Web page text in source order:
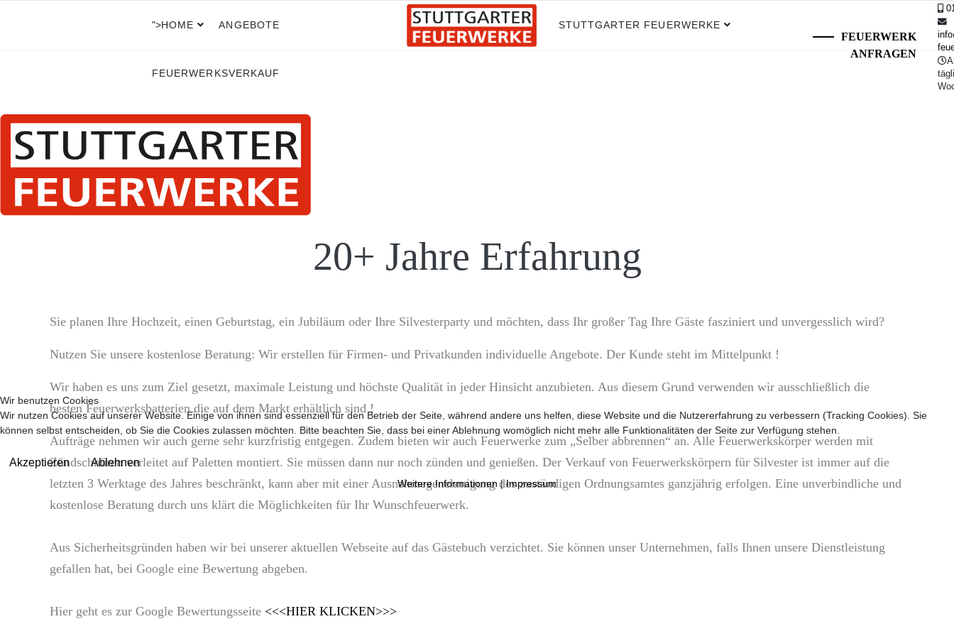
">HOME ANGEBOTE
FEUERWERKSVERKAUF
STUTTGARTER FEUERWERKE
FEUERWERK
ANFRAGEN
20+ Jahre Erfahrung
Sie planen Ihre Hochzeit, einen Geburtstag, ein Jubiläum oder Ihre Silvesterparty und möchten, dass Ihr großer Tag Ihre Gäste fasziniert und unvergesslich wird?
Nutzen Sie unsere kostenlose Beratung: Wir erstellen für Firmen- und Privatkunden individuelle Angebote. Der Kunde steht im Mittelpunkt !
Wir haben es uns zum Ziel gesetzt, maximale Leistung und höchste Qualität in jeder Hinsicht anzubieten. Aus diesem Grund verwenden wir ausschließlich die
besten Feuerwerksbatterien die auf dem Markt erhältlich sind !
Aufträge nehmen wir auch gerne sehr kurzfristig entgegen. Zudem bieten wir auch Feuerwerke zum „Selber abbrennen“ an. Alle Feuerwerkskörper werden mit
Zündschnüren verleitet auf Paletten montiert. Sie müssen dann nur noch zünden und genießen. Der Verkauf von Feuerwerkskörpern für Silvester ist immer auf die
letzten 3 Werktage des Jahres beschränkt, kann aber mit einer Ausnahmegenehmigung des zuständigen Ordnungsamtes ganzjährig erfolgen. Eine unverbindliche und
kostenlose Beratung durch uns klärt die Möglichkeiten für Ihr Wunschfeuerwerk.
Aus Sicherheitsgründen haben wir bei unserer aktuellen Webseite auf das Gästebuch verzichtet. Sie können unser Unternehmen, falls Ihnen unsere Dienstleistung
gefallen hat, bei Google eine Bewertung abgeben.
Hier geht es zur Google Bewertungsseite <<<HIER KLICKEN>>>
Wir benutzen Cookies
Wir nutzen Cookies auf unserer Website. Einige von ihnen sind essenziell für den Betrieb der Seite, während andere uns helfen, diese Website und die Nutzererfahrung zu verbessern (Tracking Cookies). Sie
können selbst entscheiden, ob Sie die Cookies zulassen möchten. Bitte beachten Sie, dass bei einer Ablehnung womöglich nicht mehr alle Funktionalitäten der Seite zur Verfügung stehen.
Akzeptieren Ablehnen
Weitere Informationen|Impressum